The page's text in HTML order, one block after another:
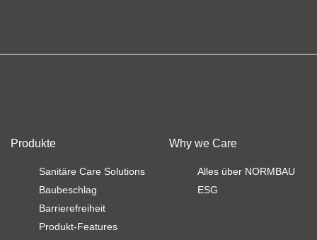
Produkte
Sanitäre Care Solutions
Baubeschlag
Barrierefreiheit
Produkt-Features
Why we Care
Alles über NORMBAU
ESG